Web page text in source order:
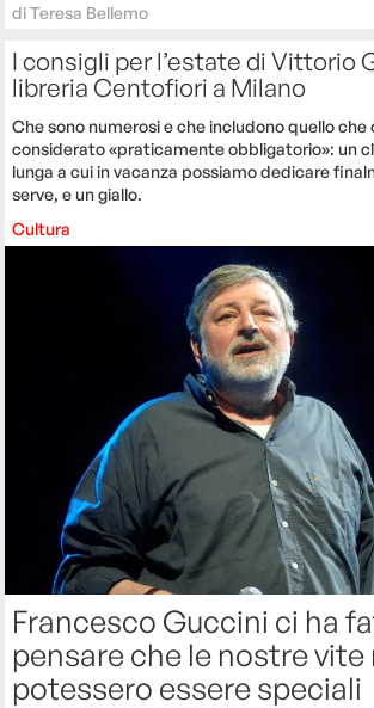
diTeresa Bellemo
I consigli per l’estate di Vittorio
libreria Centofiori a Milano
Che sono numerosi e che includono quello che
considerato «praticamente obbligatorio»: un
lunga a cui in vacanza possiamo dedicare
serve, e un giallo.
Cultura
Francesco Guccini ci ha
pensare che le nostre
potessero essere speciali